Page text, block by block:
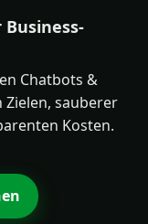
Chatbots &
Zielen, sauberer
Kosten.